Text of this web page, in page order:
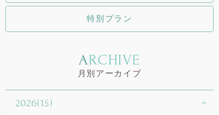
特別プラン
ARCHIVE
月別アーカイブ
2026(15)